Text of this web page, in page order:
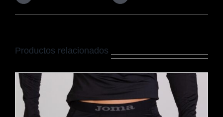
Productos relacionados